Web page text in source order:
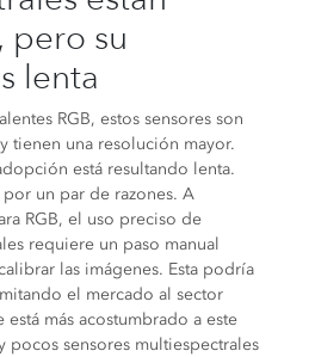
pero su
lenta
RGB, estos sensores son
tienen una resolución mayor.
está resultando lenta.
un par de razones. A
RGB, el uso preciso de
requiere un paso manual
las imágenes. Esta podría
el mercado al sector
más acostumbrado a este
pocos sensores multiespectrales